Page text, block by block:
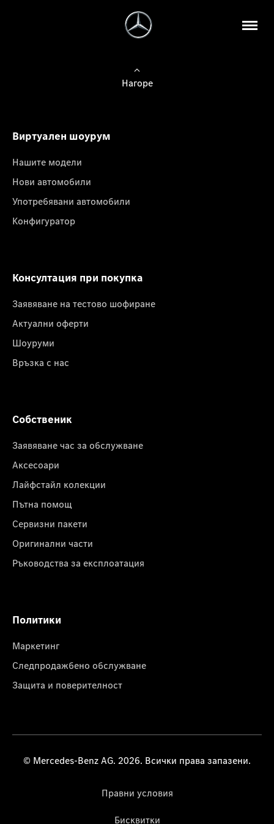
Нагоре
Виртуален шоурум
Нашите модели
Нови автомобили
Употребявани автомобили
Конфигуратор
Консултация при покупка
Заявяване на тестово шофиране
Актуални оферти
Шоуруми
Връзка с нас
Собственик
Заявяване час за обслужване
Аксесоари
Лайфстайл колекции
Пътна помощ
Сервизни пакети
Оригинални части
Ръководства за експлоатация
Политики
Маркетинг
Следпродажбено обслужване
Защита и поверителност
© Mercedes-Benz AG. 2026. Всички права запазени.
Правни условия
Бисквитки